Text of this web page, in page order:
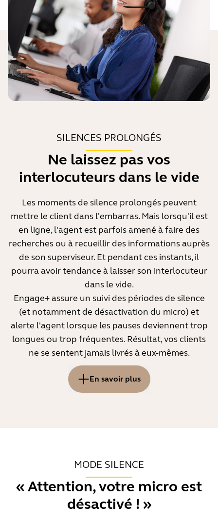
fréquentes.
Il existe différents types d'interruptions dans les
conversations. Certains d'entre elles peuvent être
utiles, comme par exemple lorsqu'elles indiquent
que vous écoutez et comprenez ce que
l'interlocuteur vous dit, ou lorsque vous l'aidez à
formuler sa pensée.
que vous ne l'écoutez ou ne le comprenez pas. Cette
situation risque de prolonger l'appel et, au final, avoir
un impact négatif sur son expérience de
conversation.
parvenus à la conclusion que les interruptions
peuvent devenir problématiques lorsqu'elles
interviennent au moins une fois toutes les 45
secondes. Mais cette fréquence peut varier en
fonction des contextes professionnels et culturels. Si
cette fréquence vous paraît inadaptée, vous pouvez
Ce que vous pouvez faire
Si vous recevez une notification d'interruptions
excessives, laissez l'interlocuteur terminer ses
phrases. Votre écoute sera plus attentive et vous
améliorerez son expérience d'appel.
SILENCES PROLONGÉS
Ne laissez pas vos
interlocuteurs dans le vide
Les moments de silence prolongés peuvent
mettre le client dans l'embarras. Mais lorsqu'il est
en ligne, l'agent est parfois amené à faire des
recherches ou à recueillir des informations auprès
de son superviseur. Et pendant ces instants, il
pourra avoir tendance à laisser son interlocuteur
dans le vide.
Engage+ assure un suivi des périodes de silence
(et notamment de désactivation du micro) et
alerte l'agent lorsque les pauses deviennent trop
longues ou trop fréquentes. Résultat, vos clients
ne se sentent jamais livrés à eux-mêmes.
En savoir plus
expérience de conversation et
rallonger la durée des appels.
Plus il y a d'échanges dans un appel, plus la
conversation sera dynamique. Ces échanges seront
MODE SILENCE
« Attention, votre micro est
désactivé ! »